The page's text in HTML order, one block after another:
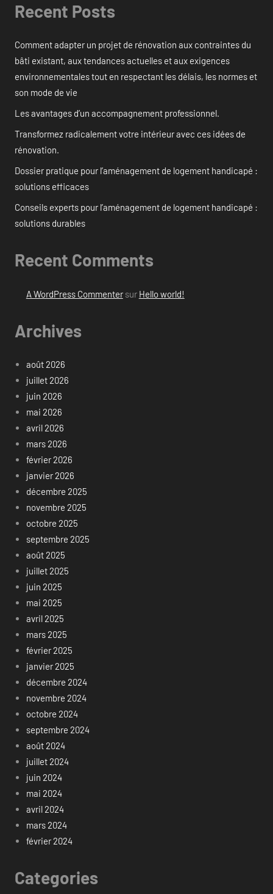
Recent Posts
Comment adapter un projet de rénovation aux contraintes du
bâti existant, aux tendances actuelles et aux exigences
environnementales tout en respectant les délais, les normes et
son mode de vie
Les avantages d’un accompagnement professionnel.
Transformez radicalement votre intérieur avec ces idées de
rénovation.
Dossier pratique pour l’aménagement de logement handicapé :
solutions efficaces
Conseils experts pour l’aménagement de logement handicapé :
solutions durables
Recent Comments
A WordPress Commentersur Hello world!
Archives
août 2026
juillet 2026
juin 2026
mai 2026
avril 2026
mars 2026
février 2026
janvier 2026
décembre 2025
novembre 2025
octobre 2025
septembre 2025
août 2025
juillet 2025
juin 2025
mai 2025
avril 2025
mars 2025
février 2025
janvier 2025
décembre 2024
novembre 2024
octobre 2024
septembre 2024
août 2024
juillet 2024
juin 2024
mai 2024
avril 2024
mars 2024
février 2024
Categories